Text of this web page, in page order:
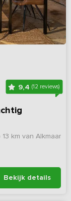
9,4(12 reviews)
13 km van Alkmaar
Bekijk details